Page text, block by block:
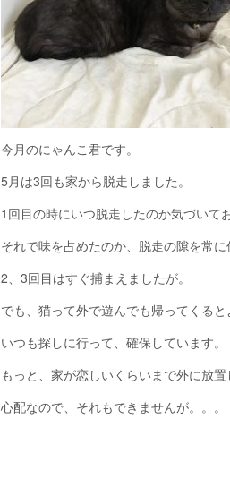
今月のにゃんこ君です。
5月は3回も家から脱走しました。
1回目の時にいつ脱走したのか気づいて
それで味を占めたのか、脱走の隙を常
2、3回目はすぐ捕まえましたが。
でも、猫って外で遊んでも帰ってくる
いつも探しに行って、確保しています。
もっと、家が恋しいくらいまで外に放
心配なので、それもできませんが。。。